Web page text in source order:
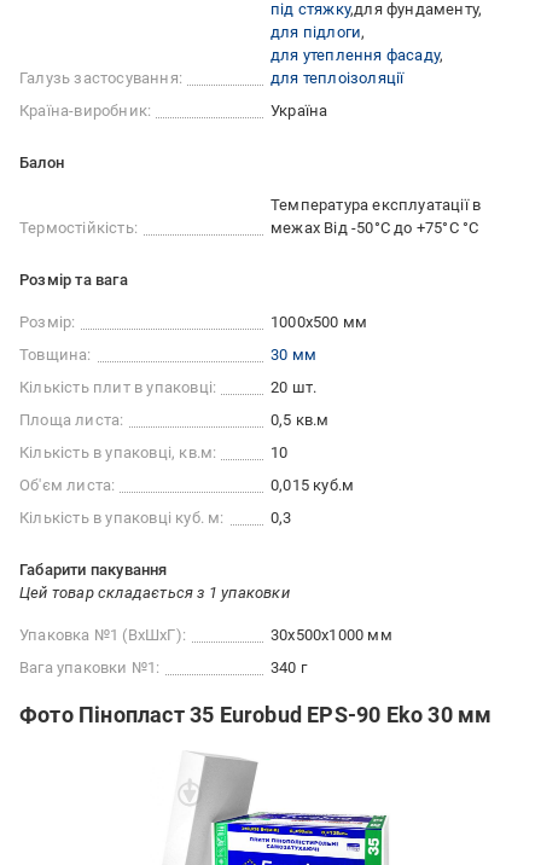
Галузь застосування:
під стяжку для фундаменту
для підлоги
для утеплення фасаду
для теплоізоляції
Країна-виробник:
Україна
Балон
Термостійкість:
Температура експлуатації в
межах Від -50°С до +75°С °С
Розмір та вага
Розмір:
1000x500 мм
Товщина:
30 мм
Кількість плит в упаковці:
20 шт.
Площа листа:
0,5 кв.м
Кількість в упаковці, кв.м:
10
Об'єм листа:
0,015 куб.м
Кількість в упаковці куб. м:
0,3
Габарити пакування
Цей товар складається з 1 упаковки
Упаковка №1 (ВхШхГ):
30x500x1000 мм
Вага упаковки №1:
340 г
Фото Пінопласт 35 Eurobud EPS-90 Eko 30 мм